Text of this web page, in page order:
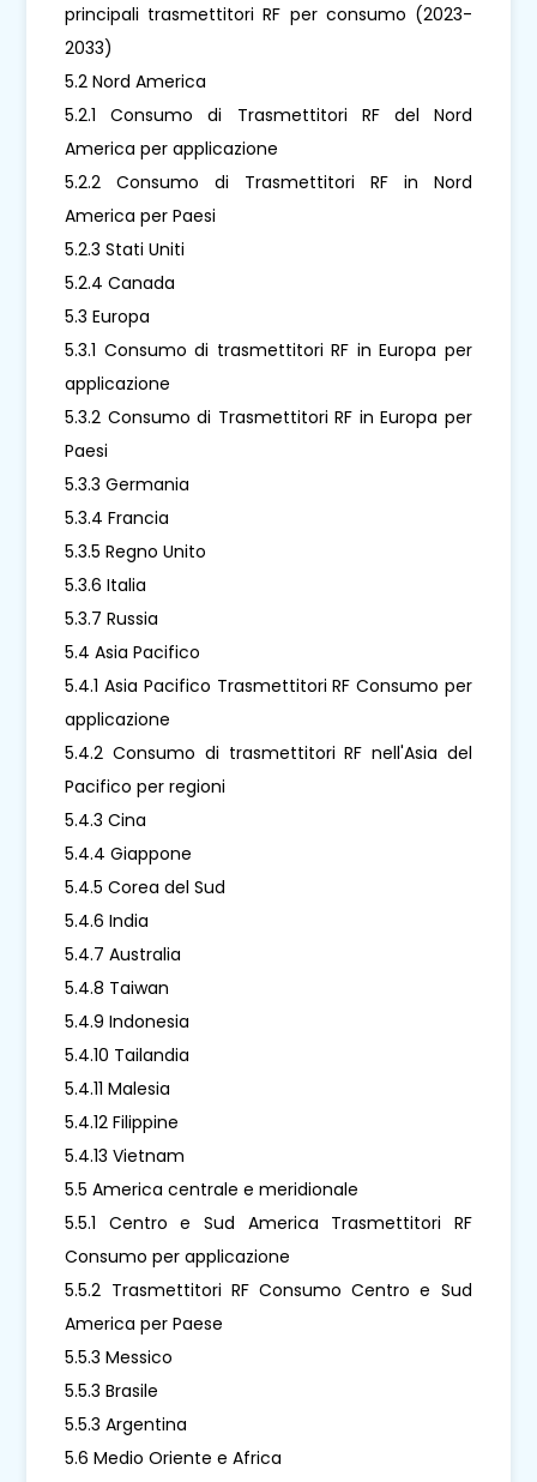
principali trasmettitori RF per consumo (2023-
2033)
5.2 Nord America
5.2.1 Consumo di Trasmettitori RF del Nord
America per applicazione
5.2.2 Consumo di Trasmettitori RF in Nord
America per Paesi
5.2.3 Stati Uniti
5.2.4 Canada
5.3 Europa
5.3.1 Consumo di trasmettitori RF in Europa per
applicazione
5.3.2 Consumo di Trasmettitori RF in Europa per
Paesi
5.3.3 Germania
5.3.4 Francia
5.3.5 Regno Unito
5.3.6 Italia
5.3.7 Russia
5.4 Asia Pacifico
5.4.1 Asia Pacifico Trasmettitori RF Consumo per
applicazione
5.4.2 Consumo di trasmettitori RF nell'Asia del
Pacifico per regioni
5.4.3 Cina
5.4.4 Giappone
5.4.5 Corea del Sud
5.4.6 India
5.4.7 Australia
5.4.8 Taiwan
5.4.9 Indonesia
5.4.10 Tailandia
5.4.11 Malesia
5.4.12 Filippine
5.4.13 Vietnam
5.5 America centrale e meridionale
5.5.1 Centro e Sud America Trasmettitori RF
Consumo per applicazione
5.5.2 Trasmettitori RF Consumo Centro e Sud
America per Paese
5.5.3 Messico
5.5.3 Brasile
5.5.3 Argentina
5.6 Medio Oriente e Africa